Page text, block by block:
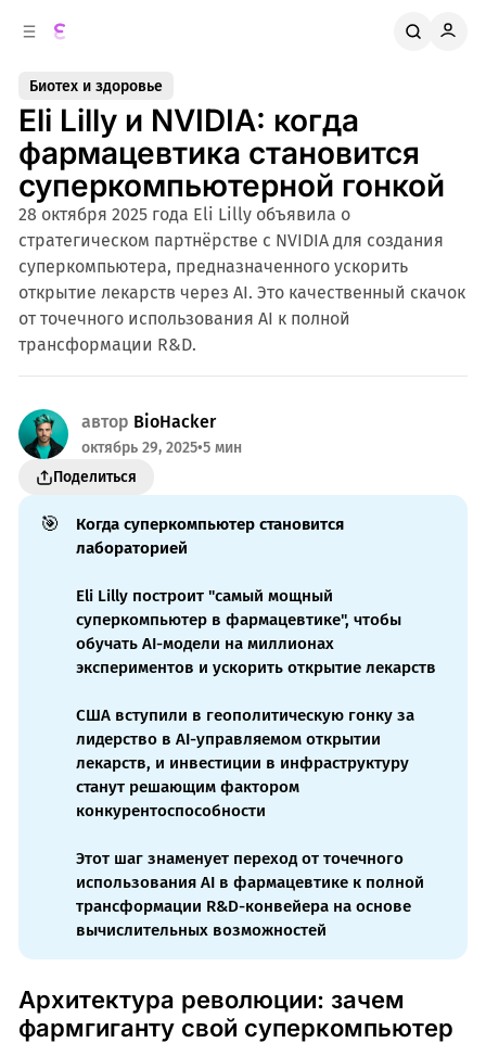
Биотех и здоровье
Eli Lilly и NVIDIA: когда
фармацевтика становится
суперкомпьютерной гонкой
28 октября 2025 года Eli Lilly объявила о
стратегическом партнёрстве с NVIDIA для создания
суперкомпьютера, предназначенного ускорить
открытие лекарств через AI. Это качественный скачок
от точечного использования AI к полной
трансформации R&D.
автор BioHacker
октябрь 29, 2025•5 мин
Поделиться
🎯
Когда суперкомпьютер становится
лабораторией
Eli Lilly построит "самый мощный
суперкомпьютер в фармацевтике", чтобы
обучать AI-модели на миллионах
экспериментов и ускорить открытие лекарств
США вступили в геополитическую гонку за
лидерство в AI-управляемом открытии
лекарств, и инвестиции в инфраструктуру
станут решающим фактором
конкурентоспособности
Этот шаг знаменует переход от точечного
использования AI в фармацевтике к полной
трансформации R&D-конвейера на основе
вычислительных возможностей
Архитектура революции: зачем
фармгиганту свой суперкомпьютер